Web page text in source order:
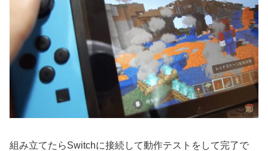
組み立てたらSwitchに接続して動作テストをして完了で